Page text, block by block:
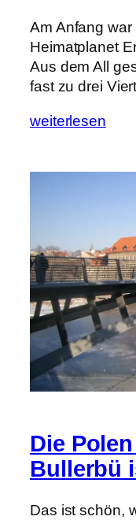
Am Anfang
Heimatplanet
Aus dem All
fast zu drei
weiterlesen
Die
Bullerbü
Das ist schön,